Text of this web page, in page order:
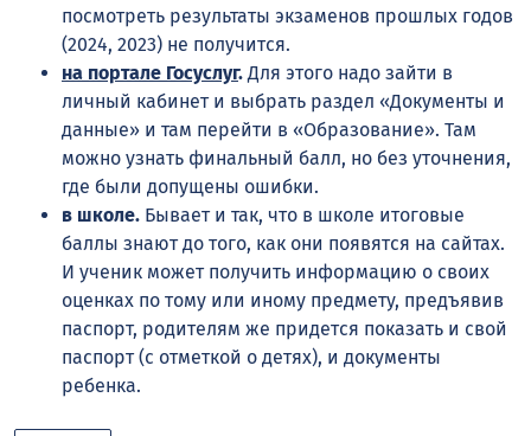
посмотреть результаты экзаменов прошлых годов
(2024, 2023) не получится.
на портале Госуслуг.Для этого надо зайти в
личный кабинет и выбрать раздел «Документы и
данные» и там перейти в «Образование». Там
можно узнать финальный балл, но без уточнения,
где были допущены ошибки.
в школе. Бывает и так, что в школе итоговые
баллы знают до того, как они появятся на сайтах.
И ученик может получить информацию о своих
оценках по тому или иному предмету, предъявив
паспорт, родителям же придется показать и свой
паспорт (с отметкой о детях), и документы
ребенка.